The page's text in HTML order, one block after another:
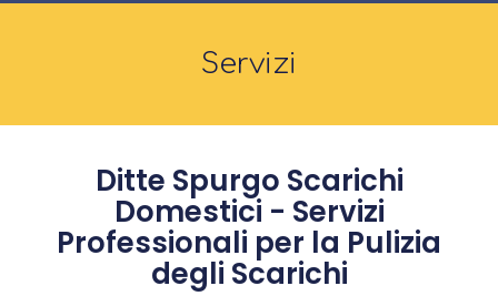
Servizi
Ditte Spurgo Scarichi
Domestici - Servizi
Professionali per la Pulizia
degli Scarichi